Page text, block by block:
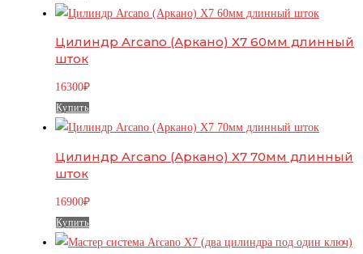
Цилиндр Arcano (Аркано) Х7 60мм длинный
шток
16300₽
Купить
Цилиндр Arcano (Аркано) Х7 70мм длинный
шток
16900₽
Купить